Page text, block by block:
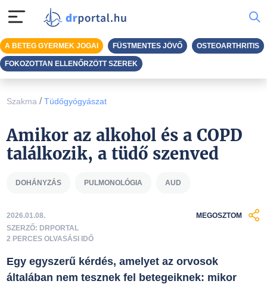
Szakma / Tüdőgyógyászat
Amikor az alkohol és a COPD
találkozik, a tüdő szenved
DOHÁNYZÁS PULMONOLÓGIA AUD
2026.01.08.
SZERZŐ: DRPORTAL
2 PERCES OLVASÁSI IDŐ
MEGOSZTOM
Egy egyszerű kérdés, amelyet az orvosok
általában nem tesznek fel betegeiknek: mikor
A BETEG GYERMEK JOGAI FÜSTMENTES JÖVŐ OSTEOARTHRITIS
FOKOZOTTAN ELLENŐRZÖTT SZEREK